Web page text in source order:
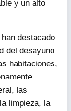
y un alto
destacado
del desayuno
habitaciones,
las
limpieza, la